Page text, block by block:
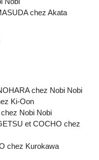
chez Akata
chez Nobi Nobi
Ki-Oon
Nobi Nobi
et COCHO chez
chez Kurokawa